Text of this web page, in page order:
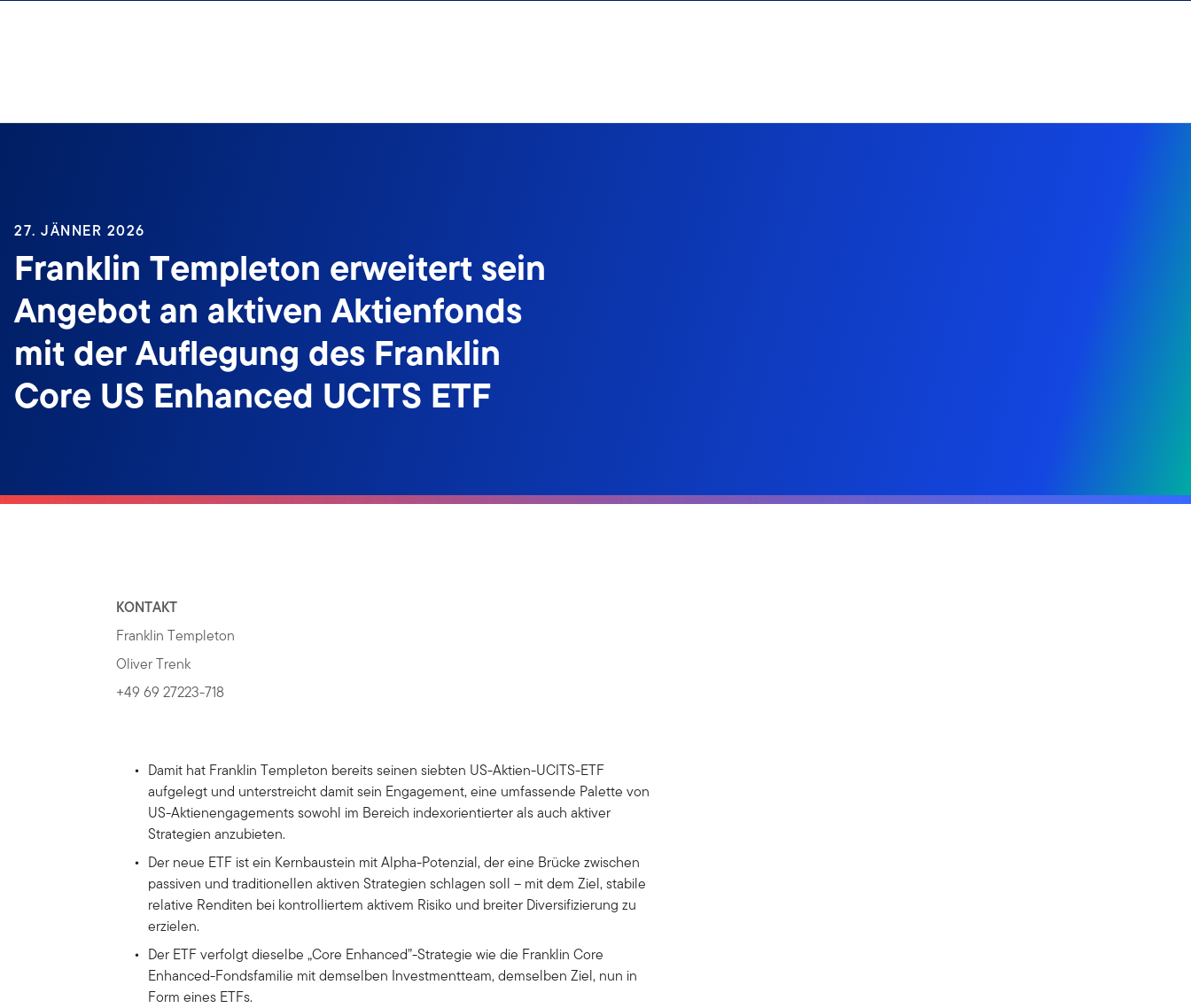
27. JÄNNER 2026
Franklin Templeton erweitert sein
Angebot an aktiven Aktienfonds
mit der Auflegung des Franklin
Core US Enhanced UCITS ETF
KONTAKT
Franklin Templeton
Oliver Trenk
+49 69 27223-718
Damit hat Franklin Templeton bereits seinen siebten US-Aktien-UCITS-ETF
aufgelegt und unterstreicht damit sein Engagement, eine umfassende Palette von
US-Aktienengagements sowohl im Bereich indexorientierter als auch aktiver
Strategien anzubieten.
Der neue ETF ist ein Kernbaustein mit Alpha-Potenzial, der eine Brücke zwischen
passiven und traditionellen aktiven Strategien schlagen soll – mit dem Ziel, stabile
relative Renditen bei kontrolliertem aktivem Risiko und breiter Diversifizierung zu
erzielen.
Der ETF verfolgt dieselbe „Core Enhanced”-Strategie wie die Franklin Core
Enhanced-Fondsfamilie mit demselben Investmentteam, demselben Ziel, nun in
Form eines ETFs.